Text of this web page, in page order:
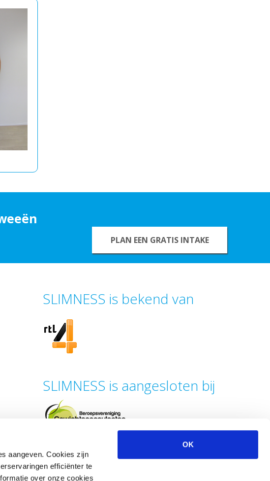
aangeven. Cookies zijn
efficiënter te
over onze cookies
OK
PLAN EEN GRATIS INTAKE
SLIMNESS is bekend van
SLIMNESS is aangesloten bij